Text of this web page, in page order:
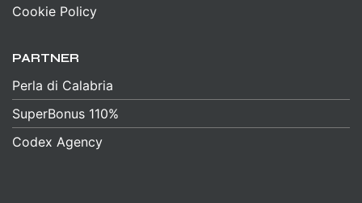
Cookie Policy
PARTNER
Perla di Calabria
SuperBonus 110%
Codex Agency